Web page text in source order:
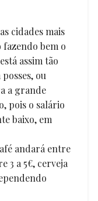
cidades mais
bem o
assim tão
ou
a grande
pois o salário
baixo, em
andará entre
3 a 5€, cerveja